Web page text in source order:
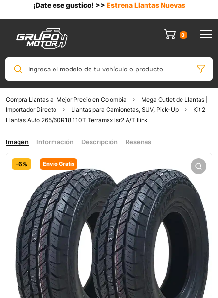
¡Date ese gustico! >> Estrena Llantas Nuevas
0
Ingresa el modelo de tu vehículo o producto
Compra Llantas al Mejor Precio en Colombia
Mega Outlet de Llantas |
Importador Directo
Llantas para Camionetas, SUV, Pick-Up
Kit 2
Llantas Auto 265/60R18 110T Terramax lsr2 A/T Ilink
Imagen Información Descripción Reseñas
-6% Envío Gratis